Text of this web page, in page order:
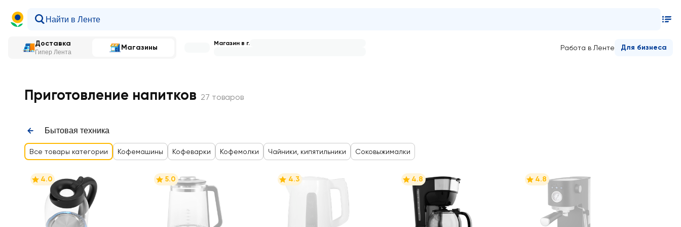
Доставка
Гипер Лента
Магазины Работа в Ленте Для бизнеса
Магазин в г.
Приготовление напитков 27 товаров
Бытовая техника
Все товары категории Кофемашины Кофеварки Кофемолки Чайники, кипятильники Соковыжималки
4.0 5.0 4.3 4.8 4.8